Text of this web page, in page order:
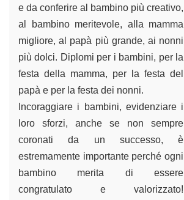
e da conferire al bambino più creativo,
al bambino meritevole, alla mamma
migliore, al papà più grande, ai nonni
più dolci. Diplomi per i bambini, per la
festa della mamma, per la festa del
papà e per la festa dei nonni.
Incoraggiare i bambini, evidenziare i
loro sforzi, anche se non sempre
coronati da un successo, è
estremamente importante perché ogni
bambino merita di essere
congratulato e valorizzato!